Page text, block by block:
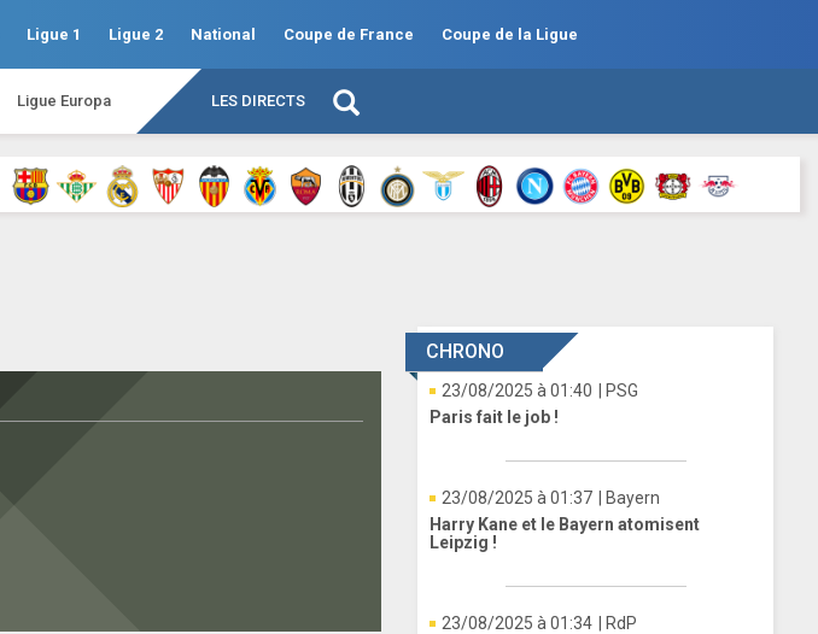
Ligue 1 Ligue 2 National Coupe de France Coupe de la Ligue
Ligue Europa LES DIRECTS
CHRONO
23/08/2025 à 01:40
| PSG
Paris fait le job !
23/08/2025 à 01:37
| Bayern
Harry Kane et le Bayern atomisent
Leipzig !
23/08/2025 à 01:34
| RdP